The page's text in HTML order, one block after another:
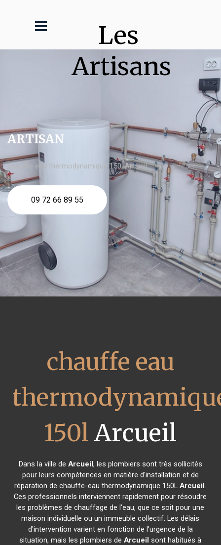
Les
Artisans
ARTISAN
chauffe eau thermodynamique 150l Arcueil
09 72 66 89 55
chauffe eau
150l Arcueil
Dans la ville de Arcueil, les plombiers sont très sollicités
pour leurs compétences en matière d'installation et de
réparation de chauffe-eau thermodynamique 150LArcueil.
Ces professionnels interviennent rapidement pour résoudre
les problèmes de chauffage de l'eau, que ce soit pour une
maison individuelle ou un immeuble collectif. Les délais
d'intervention varient en fonction de l'urgence de la
situation, mais les plombiers deArcueil sont habitués à